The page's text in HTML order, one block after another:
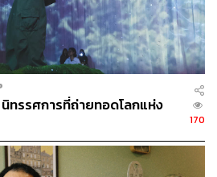
นิทรรศการที่ถ่ายทอดโลกแห่ง
170